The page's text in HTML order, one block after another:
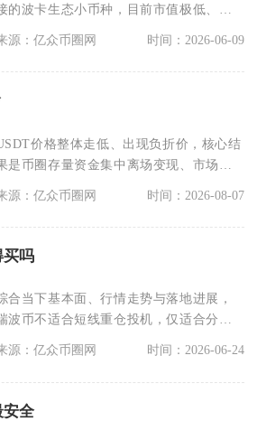
的波卡生态小币种，目前市值极低、流
源：亿众币圈网 时间：2026-06-09
价格整体走低、出现负折价，核心结
是币圈存量资金集中离场变现、市场整
源：亿众币圈网 时间：2026-08-07
买吗
合当下基本面、行情走势与落地进展，
波币不适合短线重仓投机，仅适合分批
小仓位长线布局，风
源：亿众币圈网 时间：2026-06-24
安全